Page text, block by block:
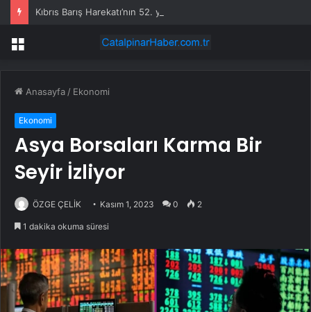
Menü
Anasayfa / Ekonomi
Ekonomi
Asya Borsaları Karma Bir
Seyir İzliyor
ÖZGE ÇELİK Kasım 1, 2023 0 2
1 dakika okuma süresi